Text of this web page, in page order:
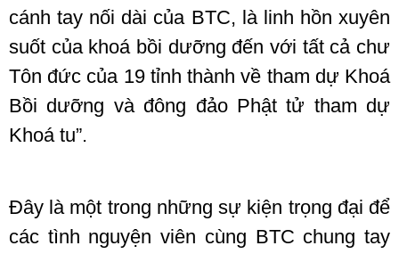
cánh tay nối dài của BTC, là linh hồn xuyên
suốt của khoá bồi dưỡng đến với tất cả chư
Tôn đức của 19 tỉnh thành về tham dự Khoá
Bồi dưỡng và đông đảo Phật tử tham dự
Khoá tu”.
Đây là một trong những sự kiện trọng đại để
các tình nguyện viên cùng BTC chung tay